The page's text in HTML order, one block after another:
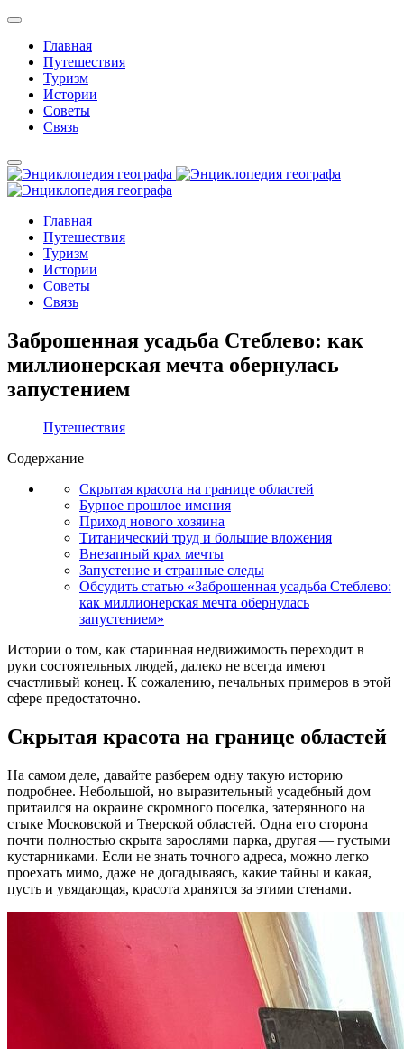
Главная
Путешествия
Туризм
Истории
Советы
Связь
Главная
Путешествия
Туризм
Истории
Советы
Связь
Заброшенная усадьба Стеблево: как
миллионерская мечта обернулась
запустением
Путешествия
Содержание
Скрытая красота на границе областей
Бурное прошлое имения
Приход нового хозяина
Титанический труд и большие вложения
Внезапный крах мечты
Запустение и странные следы
Обсудить статью «Заброшенная усадьба Стеблево:
как миллионерская мечта обернулась
запустением»
Истории о том, как старинная недвижимость переходит в
руки состоятельных людей, далеко не всегда имеют
счастливый конец. К сожалению, печальных примеров в этой
сфере предостаточно.
Скрытая красота на границе областей
На самом деле, давайте разберем одну такую историю
подробнее. Небольшой, но выразительный усадебный дом
притаился на окраине скромного поселка, затерянного на
стыке Московской и Тверской областей. Одна его сторона
почти полностью скрыта зарослями парка, другая — густыми
кустарниками. Если не знать точного адреса, можно легко
проехать мимо, даже не догадываясь, какие тайны и какая,
пусть и увядающая, красота хранятся за этими стенами.